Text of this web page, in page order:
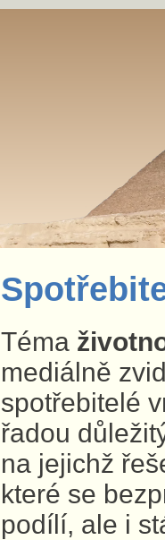
Téma
mediálně
spotřebitelé
řadou
na jejichž
které se
podílí, ale i